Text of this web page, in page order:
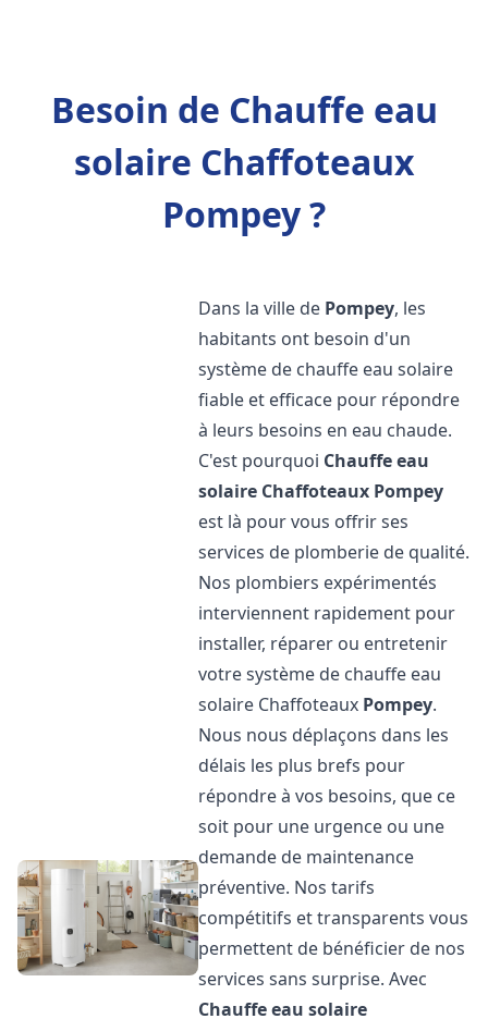
Besoin de Chauffe eau
solaire Chaffoteaux
Pompey ?
Dans la ville de Pompey, les
habitants ont besoin d'un
système de chauffe eau solaire
fiable et efficace pour répondre
à leurs besoins en eau chaude.
C'est pourquoi Chauffe eau
solaire Chaffoteaux Pompey
est là pour vous offrir ses
services de plomberie de qualité.
Nos plombiers expérimentés
interviennent rapidement pour
installer, réparer ou entretenir
votre système de chauffe eau
solaire Chaffoteaux Pompey.
Nous nous déplaçons dans les
délais les plus brefs pour
répondre à vos besoins, que ce
soit pour une urgence ou une
demande de maintenance
préventive. Nos tarifs
compétitifs et transparents vous
permettent de bénéficier de nos
services sans surprise. Avec
Chauffe eau solaire